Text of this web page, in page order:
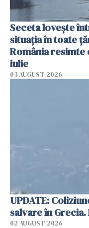
Seceta lovește
situația în toate
România resimte
iulie
03 AUGUST 2026
UPDATE:
salvare în
02 AUGUST 2026